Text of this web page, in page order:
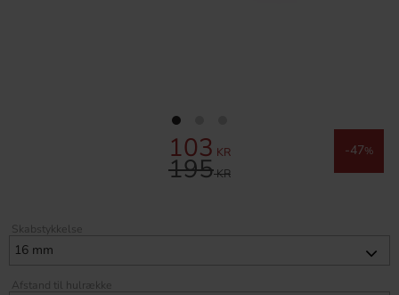
47%
Nedsat pris:
103 KR
Original pris:
195KR
Skabstykkelse
Afstand til hulrække